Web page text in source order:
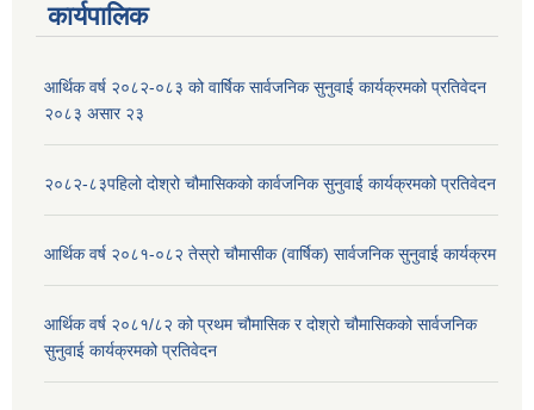
कार्यपालिक
आर्थिक वर्ष २०८२-०८३ को वार्षिक सार्वजनिक सुनुवाई कार्यक्रमको प्रतिवेदन
२०८३ असार २३
२०८२-८३पहिलो दोश्रो चौमासिकको कार्वजनिक सुनुवाई कार्यक्रमको प्रतिवेदन
आर्थिक वर्ष २०८१-०८२ तेस्रो चौमासीक (वार्षिक) सार्वजनिक सुनुवाई कार्यक्रम
आर्थिक वर्ष २०८१/८२ को प्रथम चौमासिक र दोश्रो चौमासिकको सार्वजनिक
सुनुवाई कार्यक्रमको प्रतिवेदन